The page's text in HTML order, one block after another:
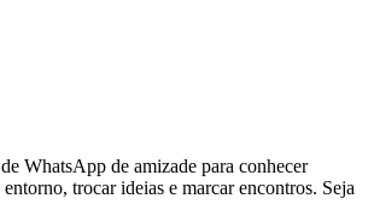
WhatsApp de amizade para conhecer
trocar ideias e marcar encontros. Seja